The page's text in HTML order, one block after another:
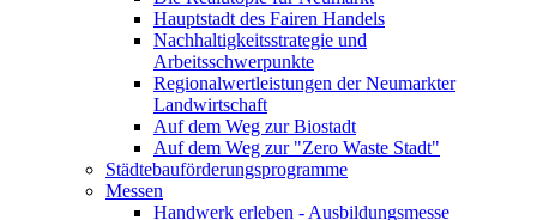
Hauptstadt des Fairen Handels
Nachhaltigkeitsstrategie und
Arbeitsschwerpunkte
Regionalwertleistungen der Neumarkter
Landwirtschaft
Auf dem Weg zur Biostadt
Auf dem Weg zur "Zero Waste Stadt"
Städtebauförderungsprogramme
Messen
Handwerk erleben - Ausbildungsmesse